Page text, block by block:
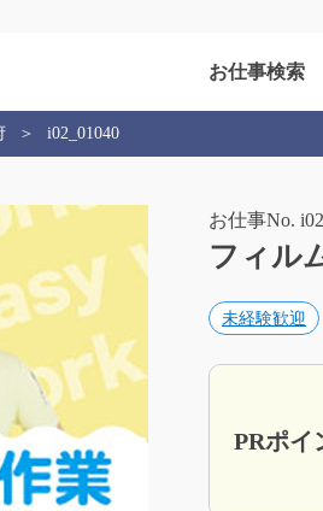
お仕事検索
i02_01040
お仕事No.
フィル
未経験歓迎
PRポイ